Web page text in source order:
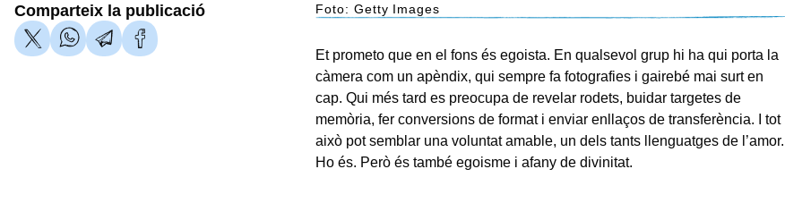
Foto: Getty Images
Comparteix la publicació
Et prometo que en el fons és egoista. En qualsevol grup hi ha qui porta la
càmera com un apèndix, qui sempre fa fotografies i gairebé mai surt en
cap. Qui més tard es preocupa de revelar rodets, buidar targetes de
memòria, fer conversions de format i enviar enllaços de transferència. I tot
això pot semblar una voluntat amable, un dels tants llenguatges de l’amor.
Ho és. Però és també egoisme i afany de divinitat.